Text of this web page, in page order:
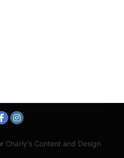
Charly's Content and Design